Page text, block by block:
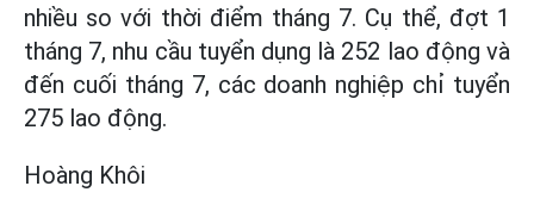
nhiều so với thời điểm tháng 7. Cụ thể, đợt 1
tháng 7, nhu cầu tuyển dụng là 252 lao động và
đến cuối tháng 7, các doanh nghiệp chỉ tuyển
275 lao động.
Hoàng Khôi